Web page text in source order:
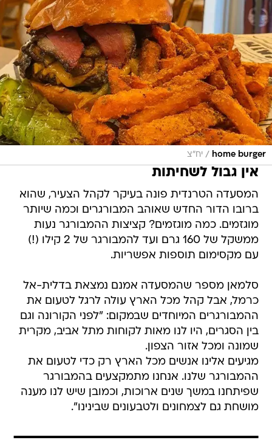
home burger
/ יח"צ
אין גבול לשחיתות
המסעדה הטרנדית פונה בעיקר לקהל הצעיר, שהוא
ברובו הדור החדש שאוהב המבורגרים וכמה שיותר
מוגזמים. כמה מוגזמים? קציצות ההמבורגר נעות
ממשקל של 160 גרם ועד להמבורגר של 2 קילו (!)
עם מקסימום תוספות אפשריות.
סלמאן מספר שהמסעדה אמנם נמצאת בדלית-אל
כרמל, אבל קהל מכל הארץ עולה לרגל לטעום את
ההמבורגרים המיוחדים שבמקום: "לפני הקורונה וגם
בין הסגרים, היו לנו מאות לקוחות מתל אביב, מקרית
שמונה ומכל אזור הצפון.
מגיעים אלינו אנשים מכל הארץ רק כדי לטעום את
ההמבורגר שלנו. אנחנו מתמקצעים בהמבורגר
שפיתחנו במשך שנים ארוכות, וכמובן שיש לנו מענה
מושחת גם לצמחונים ולטבעונים שבינינו".